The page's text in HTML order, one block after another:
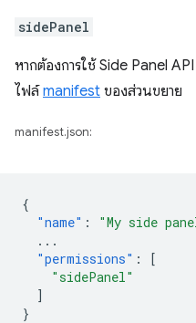
sidePanel
หากต้องการใช้ Side Panel
ไฟล์manifest ของส่วนขยาย
manifest.json:
{
"name" : "My side
...
"permissions" :
[
"sidePanel"
]
}